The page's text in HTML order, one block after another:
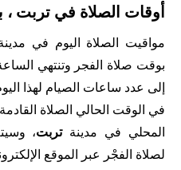
أوقات الصلاة في تربت ،
مواقيت الصلاة اليوم في
بوقت صلاة الفجر وتنتهي
إلى عدد ساعات الصيام لهذا اليوم فأنها 14 ساعة
في الوقت الحالي الصلاة
المحلي في مدينةتربت،
لصلاة الفجْر عبر الموقع